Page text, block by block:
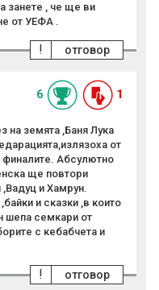
занете , че ще ви
от УЕФА .
отговор
!
6 1
на земята ,Баня Лука
от
финалите. Абсулютно
ще повтори
и Хамрун.
и сказки ,в които
шепа семкари от
с кебабчета и
отговор
!